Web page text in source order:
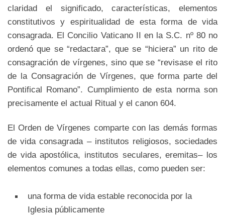
claridad el significado, características, elementos
constitutivos y espiritualidad de esta forma de vida
consagrada. El Concilio Vaticano II en la S.C. nº 80 no
ordenó que se “redactara”, que se “hiciera” un rito de
consagración de vírgenes, sino que se “revisase el rito
de la Consagración de Vírgenes, que forma parte del
Pontifical Romano”. Cumplimiento de esta norma son
precisamente el actual Ritual y el canon 604.
El Orden de Vírgenes comparte con las demás formas
de vida consagrada – institutos religiosos, sociedades
de vida apostólica, institutos seculares, eremitas– los
elementos comunes a todas ellas, como pueden ser:
una forma de vida estable reconocida por la
Iglesia públicamente